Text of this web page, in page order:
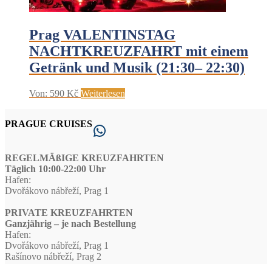
Prag VALENTINSTAG
NACHTKREUZFAHRT mit einem
Getränk und Musik (21:30– 22:30)
Von: 590 Kč Weiterlesen
PRAGUE CRUISESWhatsApp
REGELMÄßIGE KREUZFAHRTEN
Täglich 10:00-22:00 Uhr
Hafen:
Dvořákovo nábřeží, Prag 1
PRIVATE KREUZFAHRTEN
Ganzjährig – je nach Bestellung
Hafen:
Dvořákovo nábřeží, Prag 1
Rašínovo nábřeží, Prag 2